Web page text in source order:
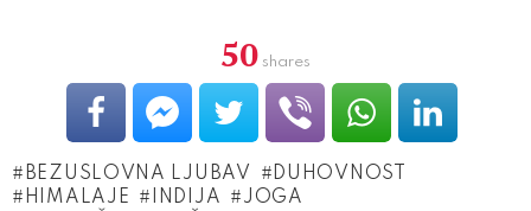
50 shares
BEZUSLOVNA LJUBAV
DUHOVNOST
HIMALAJE
INDIJA JOGA